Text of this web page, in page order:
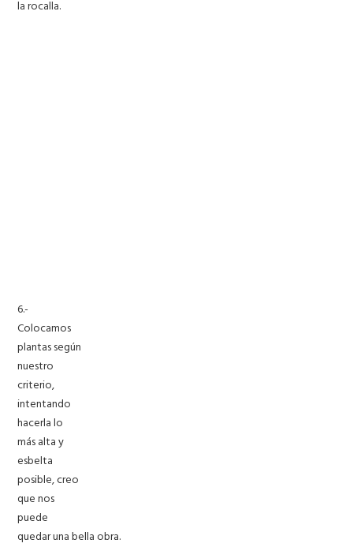
la rocalla.
6.-
Colocamos
plantas según
nuestro
criterio,
intentando
hacerla lo
más alta y
esbelta
posible, creo
que nos
puede
quedar una bella obra.